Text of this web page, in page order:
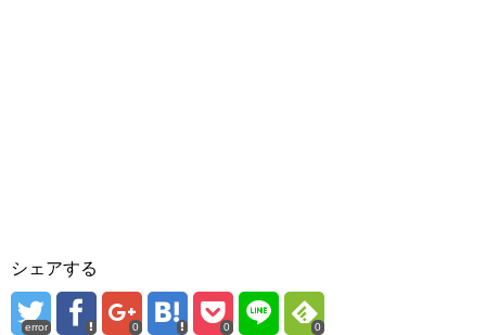
シェアする
error 0 0 0